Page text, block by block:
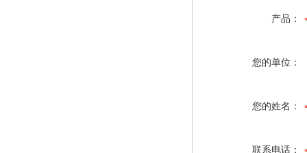
产品：
您的单位：
您的姓名：
联系电话：